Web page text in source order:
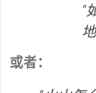
“
或者：